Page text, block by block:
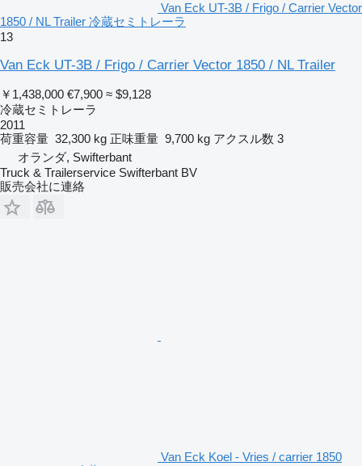
Van Eck UT-3B / Frigo / Carrier Vector
1850 / NL Trailer 冷蔵セミトレーラ
13
Van Eck UT-3B / Frigo / Carrier Vector 1850 / NL Trailer
￥1,438,000 €7,900 ≈ $9,128
冷蔵セミトレーラ
2011
荷重容量 32,300 kg 正味重量 9,700 kg アクスル数 3
オランダ, Swifterbant
Truck & Trailerservice Swifterbant BV
販売会社に連絡
Van Eck Koel - Vries / carrier 1850